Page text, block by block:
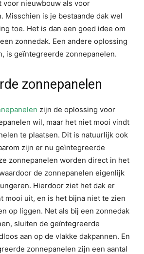
voor nieuwbouw als voor
Misschien is je bestaande dak wel
toe. Het is dan een goed idee om
zonnedak. Een andere oplossing
is geïntegreerde zonnepanelen.
zonnepanelen
zijn de oplossing voor
wil, maar het niet mooi vindt
te plaatsen. Dit is natuurlijk ook
zijn er nu geïntegreerde
zonnepanelen worden direct in het
de zonnepanelen eigenlijk
Hierdoor ziet het dak er
mooi uit, en is het bijna niet te zien
op liggen. Net als bij een zonnedak
sluiten de geïntegreerde
aan op de vlakke dakpannen. En
zonnepanelen zijn een aantal